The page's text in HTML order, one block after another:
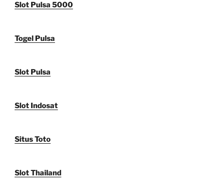
Slot Pulsa 5000
Togel Pulsa
Slot Pulsa
Slot Indosat
Situs Toto
Slot Thailand